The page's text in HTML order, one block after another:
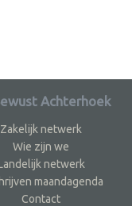
Achterhoek
Zakelijk netwerk
Wie zijn we
netwerk
maandagenda
Contact